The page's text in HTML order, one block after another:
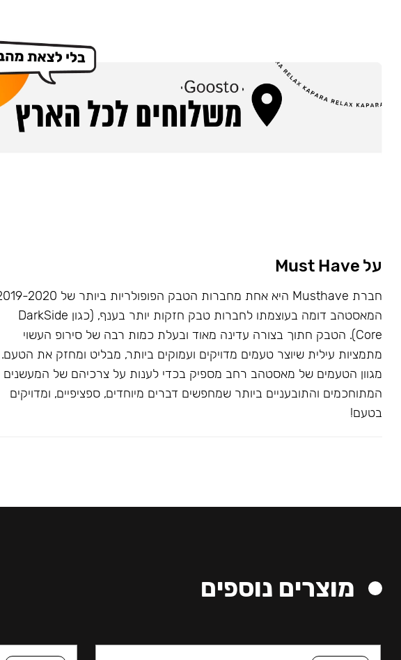
על Must Have
המאסטהב דומה בעוצמתו לחברות טבק חזקות יותר בענף, (כגון DarkSide
Core). הטבק חתוך בצורה עדינה מאוד ובעלת כמות רבה של סירופ העשוי
מתמציות עילית שיוצר טעמים מדויקים ועמוקים ביותר, מבליט ומחזק את הטעם.
מגוון הטעמים של מאסטהב רחב מספיק בכדי לענות על צרכיהם של המעשנים
המתוחכמים והתובעניים ביותר שמחפשים דברים מיוחדים, ספציפיים, ומדויקים
בטעם!
מוצרים נוספים